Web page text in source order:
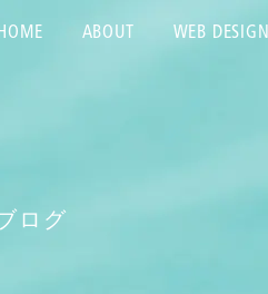
HOME ABOUT WEB DESIGN
ログ